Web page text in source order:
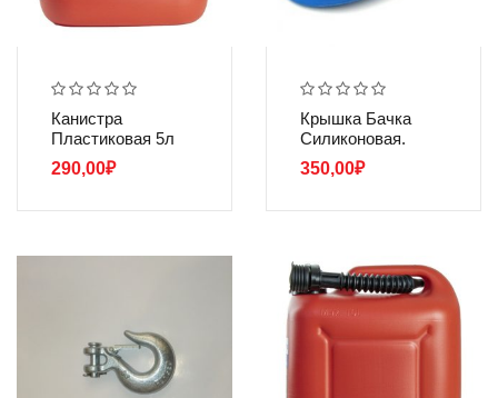
Канистра
Пластиковая 5л
290,00₽
Крышка Бачка
Силиконовая.
350,00₽